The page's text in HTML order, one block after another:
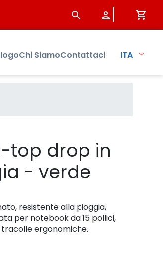
- Sistersbo
Chi SiamoContattaci ITA
top drop in
- verde
resistente alla pioggia,
per notebook da 15 pollici,
ergonomiche.